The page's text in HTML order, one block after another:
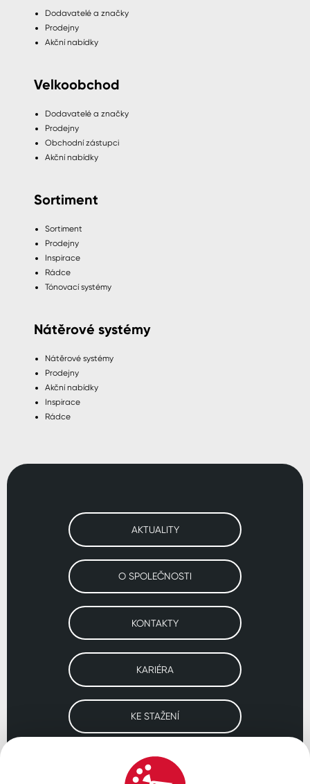
Dodavatelé a značky
Prodejny
Akční nabídky
Velkoobchod
Dodavatelé a značky
Prodejny
Obchodní zástupci
Akční nabídky
Sortiment
Sortiment
Prodejny
Inspirace
Rádce
Tónovací systémy
Nátěrové systémy
Nátěrové systémy
Prodejny
Akční nabídky
Inspirace
Rádce
AKTUALITY
O SPOLEČNOSTI
KONTAKTY
KARIÉRA
KE STAŽENÍ
Navštivte naše pobočky